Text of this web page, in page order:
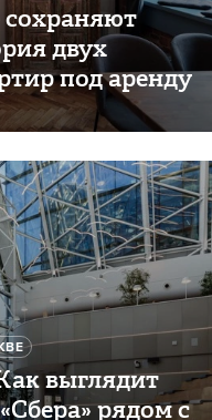
сохраняют
двух
под аренду
выглядит
рядом с